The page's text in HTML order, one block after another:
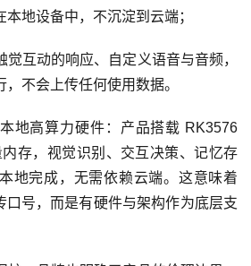
地设备中，不沉淀到云端；
觉互动的响应、自定义语音与音频，
不会上传任何使用数据。
地高算力硬件：产品搭载 RK3576
存，视觉识别、交互决策、记忆存
地完成，无需依赖云端。这意味着
口号，而是有硬件与架构作为底层支